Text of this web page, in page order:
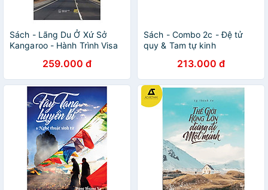
Sách - Lãng Du Ở Xứ Sở
Kangaroo - Hành Trình Visa
259.000 đ
Sách - Combo 2c - Đệ tử
quy & Tam tự kinh
213.000 đ